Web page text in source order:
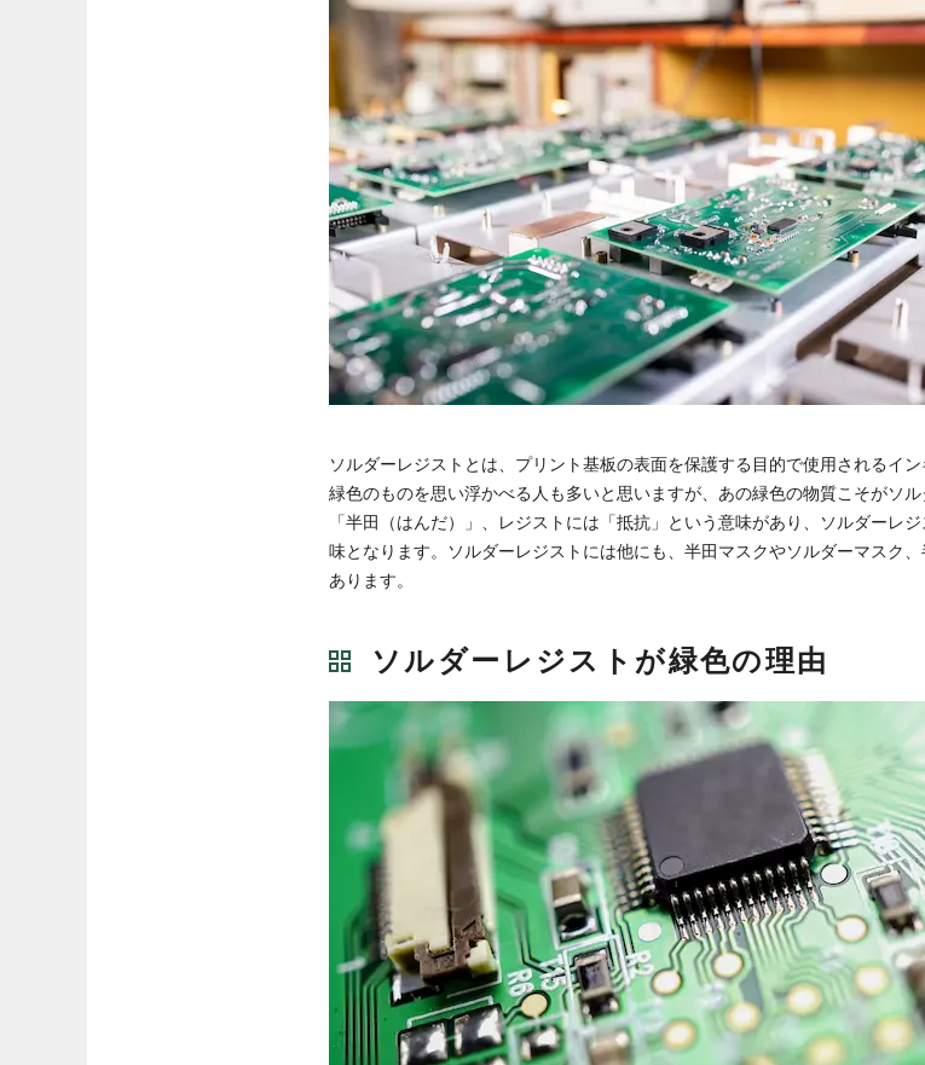
ソルダーレジストとは、プリント基板の表面を保護する目的で使用されるイ
緑色のものを思い浮かべる人も多いと思いますが、あの緑色の物質こそがソ
「半田（はんだ）」、レジストには「抵抗」という意味があり、ソルダーレ
味となります。ソルダーレジストには他にも、半田マスクやソルダーマスク
あります。
ソルダーレジストが緑色の理由